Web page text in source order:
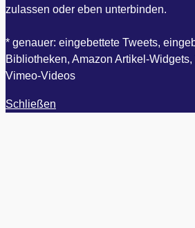
zulassen oder eben unterbinden.
* genauer: eingebettete Tweets,
Bibliotheken, Amazon Artikel-
Vimeo-Videos
Schließen